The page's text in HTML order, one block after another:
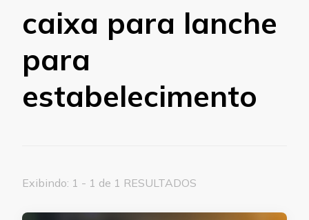
caixa para lanche
para
estabelecimento
Exibindo: 1 - 1 de 1 RESULTADOS